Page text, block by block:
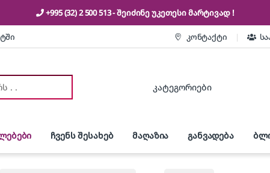
+995 (32) 2 500 513- შეიძინე უკეთესიმარტივად !
კონტაქტი
ჩვენს შესახებ მაღაზია განვადება